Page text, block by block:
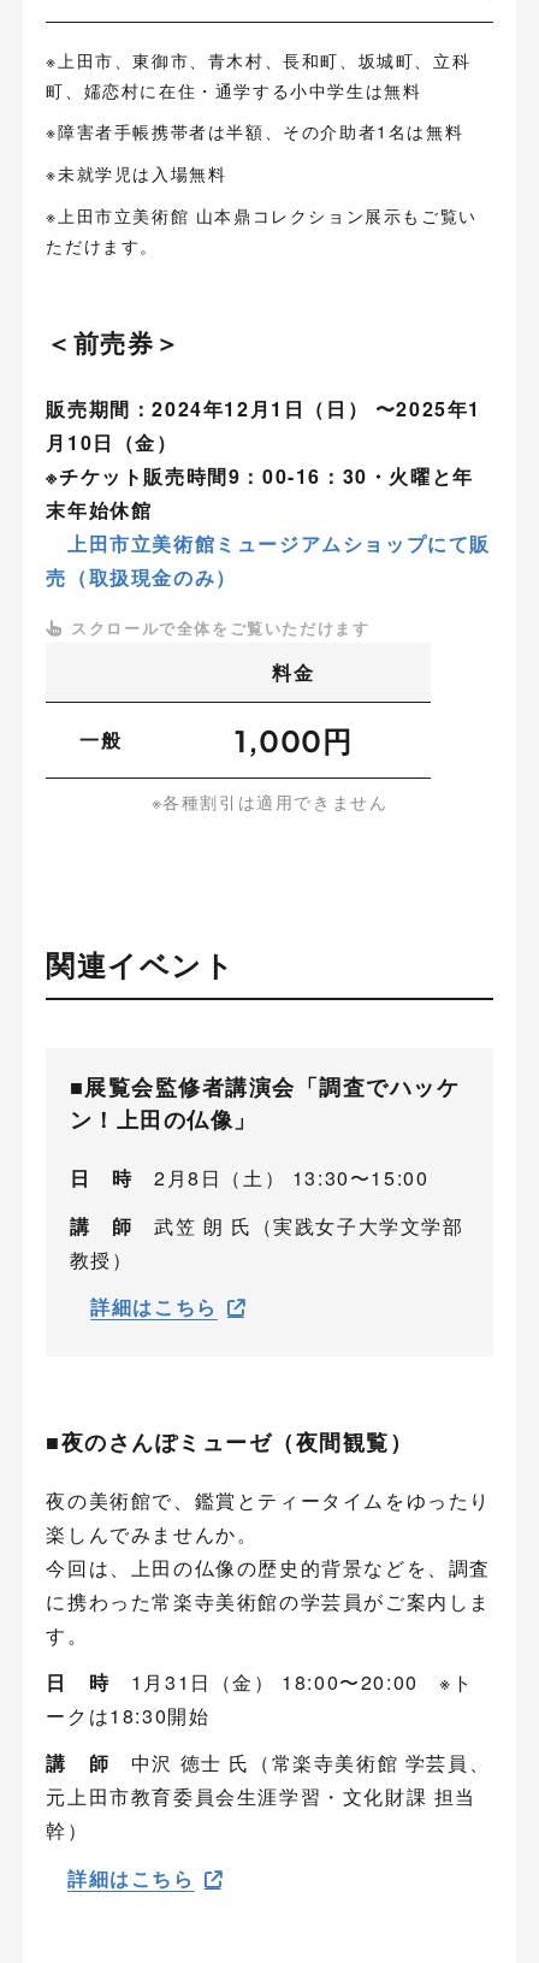
※上田市、東御市、青木村、長和町、坂城町、立科
町、嬬恋村に在住・通学する小中学生は無料
※障害者手帳携帯者は半額、その介助者1名は無料
※未就学児は入場無料
※上田市立美術館 山本鼎コレクション展示もご覧い
ただけます。
＜前売券＞
販売期間：2024年12月1日（日） 〜2025年1
月10日（金）
※チケット販売時間9：00-16：30・火曜と年
末年始休館
上田市立美術館ミュージアムショップにて販
売 （取扱現金のみ）
料金
一般 1,000円
※各種割引は適用できません
関連イベント
■展覧会監修者講演会「調査でハッケ
ン！上田の仏像」
日 時 2月8日（土） 13:30〜15:00
講 師 武笠 朗 氏（実践女子大学文学部
教授）
詳細はこちら
■夜のさんぽミューゼ（夜間観覧）
夜の美術館で、鑑賞とティータイムをゆったり
楽しんでみませんか。
今回は、上田の仏像の歴史的背景などを、調査
に携わった常楽寺美術館の学芸員がご案内しま
す。
日 時 1月31日（金） 18:00〜20:00 ※ト
ークは18:30開始
講 師 中沢 徳士 氏（常楽寺美術館 学芸員、
元上田市教育委員会生涯学習・文化財課 担当
幹）
詳細はこちら